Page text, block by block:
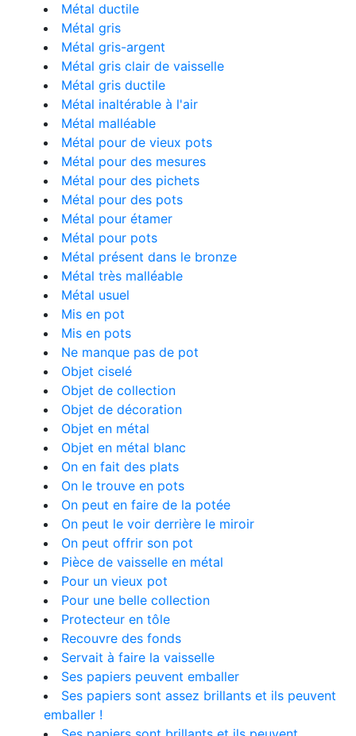
Métal ductile
Métal gris
Métal gris-argent
Métal gris clair de vaisselle
Métal gris ductile
Métal inaltérable à l'air
Métal malléable
Métal pour de vieux pots
Métal pour des mesures
Métal pour des pichets
Métal pour des pots
Métal pour étamer
Métal pour pots
Métal présent dans le bronze
Métal très malléable
Métal usuel
Mis en pot
Mis en pots
Ne manque pas de pot
Objet ciselé
Objet de collection
Objet de décoration
Objet en métal
Objet en métal blanc
On en fait des plats
On le trouve en pots
On peut en faire de la potée
On peut le voir derrière le miroir
On peut offrir son pot
Pièce de vaisselle en métal
Pour un vieux pot
Pour une belle collection
Protecteur en tôle
Recouvre des fonds
Servait à faire la vaisselle
Ses papiers peuvent emballer
Ses papiers sont assez brillants et ils peuvent
emballer !